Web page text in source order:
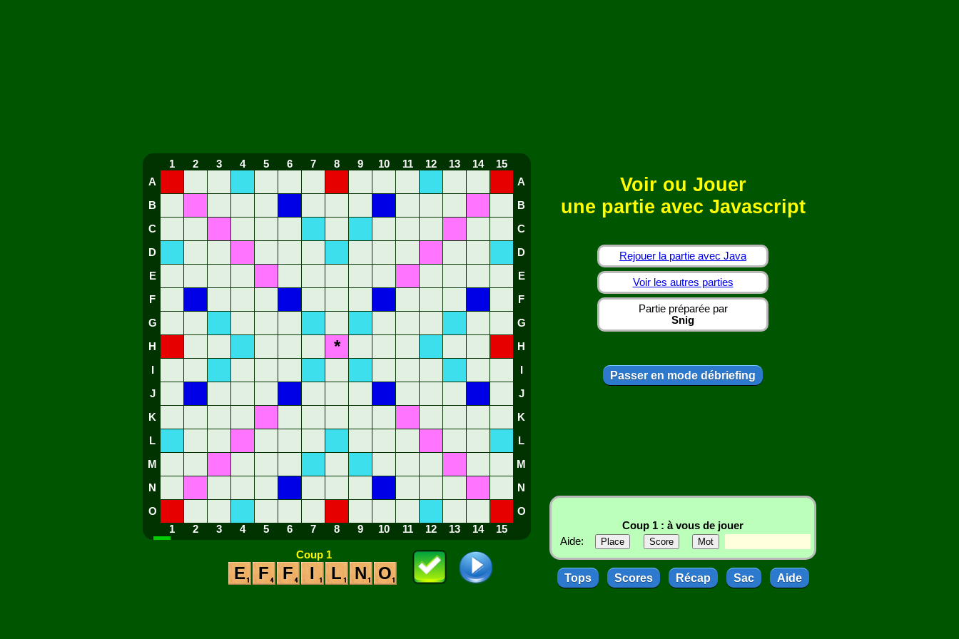
1 2 3 4 5 6 7 8 9 10 11 12 13 14
15
A
A
B B
C C
D D
E E
F F
G G
H * H
J J
K K
L L
M M
N N
O
O
1
2 3 4 5 6 7 8 9 10 11 12 13 14 15
Coup 1
E F F I L N O
Voir ou Jouer
une partie avec Javascript
Rejouer la partie avec Java
Voir les autres parties
Partie préparée par
Snig
Passer en mode débriefing
Coup 1 : à vous de jouer
Aide:
Tops Scores Récap Sac Aide